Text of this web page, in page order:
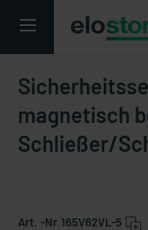
magnetisch
Schließer/
Art. -Nr. 165V62VL-5